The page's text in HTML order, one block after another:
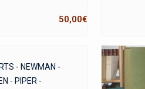
50,00€
- NEWMAN -
- PIPER -